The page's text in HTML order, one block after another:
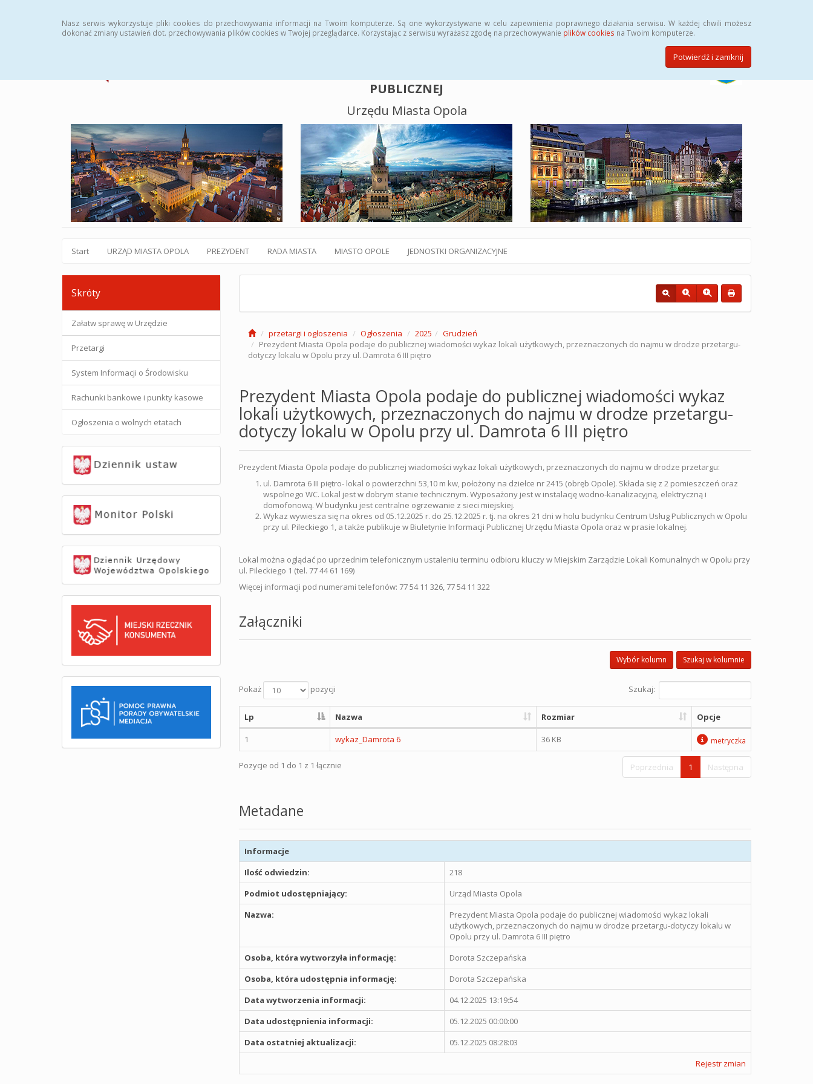
Nasz serwis wykorzystuje pliki cookies do przechowywania informacji na Twoim komputerze. Są one wykorzystywane w celu zapewnienia poprawnego działania serwisu. W każdej chwili możesz
dokonać zmiany ustawień dot. przechowywania plików cookies w Twojej przeglądarce. Korzystając z serwisu wyrażasz zgodę na przechowywanie plików cookies na Twoim komputerze.
Potwierdź i zamknij
PUBLICZNEJ
Urzędu Miasta Opola
Start URZĄD MIASTA OPOLA PREZYDENT RADA MIASTA MIASTO OPOLE JEDNOSTKI ORGANIZACYJNE
Skróty
Załatw sprawę w Urzędzie
Przetargi
System Informacji o Środowisku
Rachunki bankowe i punkty kasowe
Ogłoszenia o wolnych etatach
przetargi i ogłoszenia Ogłoszenia 2025
Grudzień
Prezydent Miasta Opola podaje do publicznej wiadomości wykaz lokali użytkowych, przeznaczonych do najmu w drodze przetargu-
dotyczy lokalu w Opolu przy ul. Damrota 6 III piętro
Prezydent Miasta Opola podaje do publicznej wiadomości wykaz
lokali użytkowych, przeznaczonych do najmu w drodze przetargu-
dotyczy lokalu w Opolu przy ul. Damrota 6 III piętro
Prezydent Miasta Opola podaje do publicznej wiadomości wykaz lokali użytkowych, przeznaczonych do najmu w drodze przetargu:
ul. Damrota 6 III piętro- lokal o powierzchni 53,10 m kw, położony na dziełce nr 2415 (obręb Opole). Składa się z 2 pomieszczeń oraz
wspolnego WC. Lokal jest w dobrym stanie technicznym. Wyposażony jest w instalację wodno-kanalizacyjną, elektryczną i
domofonową. W budynku jest centralne ogrzewanie z sieci miejskiej.
Wykaz wywiesza się na okres od 05.12.2025 r. do 25.12.2025 r. tj. na okres 21 dni w holu budynku Centrum Usług Publicznych w Opolu
przy ul. Pileckiego 1, a także publikuje w Biuletynie Informacji Publicznej Urzędu Miasta Opola oraz w prasie lokalnej.
Lokal można oglądać po uprzednim telefonicznym ustaleniu terminu odbioru kluczy w Miejskim Zarządzie Lokali Komunalnych w Opolu przy
ul. Pileckiego 1 (tel. 77 44 61 169)
Więcej informacji pod numerami telefonów: 77 54 11 326, 77 54 11 322
Załączniki
Szukaj w kolumnie
Wybór kolumn
Pokaż pozycji Szukaj:
Lp Nazwa Rozmiar Opcje
1 wykaz_Damrota 6 36 KB metryczka
Pozycje od 1 do 1 z 1 łącznie Poprzednia 1 Następna
Metadane
Informacje
Ilość odwiedzin:
218
Podmiot udostępniający:
Urząd Miasta Opola
Nazwa:
Prezydent Miasta Opola podaje do publicznej wiadomości wykaz lokali
użytkowych, przeznaczonych do najmu w drodze przetargu-dotyczy lokalu w
Opolu przy ul. Damrota 6 III piętro
Osoba, która wytworzyła informację:
Dorota Szczepańska
Osoba, która udostępnia informację:
Dorota Szczepańska
Data wytworzenia informacji:
04.12.2025 13:19:54
Data udostępnienia informacji:
05.12.2025 00:00:00
Data ostatniej aktualizacji:
05.12.2025 08:28:03
Rejestr zmian